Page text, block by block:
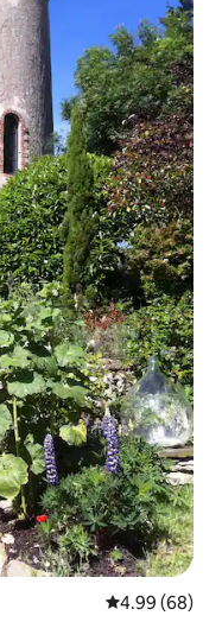
Calificación
4.99 (68)